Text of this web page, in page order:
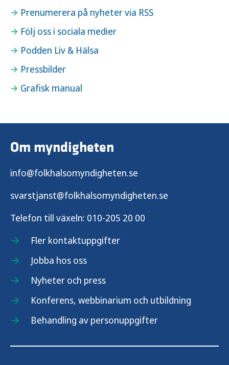
Prenumerera på nyheter via RSS
Följ oss i sociala medier
Podden Liv & Hälsa
Pressbilder
Grafisk manual
Om myndigheten
info@folkhalsomyndigheten.se
svarstjanst@folkhalsomyndigheten.se
Telefon till växeln: 010-205 20 00
Fler kontaktuppgifter
Jobba hos oss
Nyheter och press
Konferens, webbinarium och utbildning
Behandling av personuppgifter